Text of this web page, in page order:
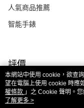
人氣商品推薦
智能手錶
評價
喜歡這個商品嗎？購買
本網站中使用 cookie，欲查
望在電腦上使用 cookie 時應
權條款 」之 Cookie 聲明。
用條款之 Cookie 聲明使用
了解更多 >